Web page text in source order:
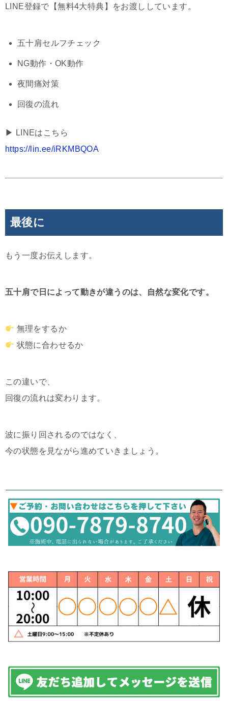
LINE登録で【無料4大特典】をお渡ししています。
五十肩セルフチェック
NG動作・OK動作
夜間痛対策
回復の流れ
▶︎ LINEはこちら
https://lin.ee/iRKMBQOA
最後に
もう一度お伝えします。
五十肩で日によって動きが違うのは、自然な変化です。
無理をするか
状態に合わせるか
この違いで、
回復の流れは変わります。
波に振り回されるのではなく、
今の状態を見ながら進めていきましょう。